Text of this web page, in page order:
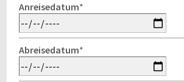
Anreisedatum*
Abreisedatum*